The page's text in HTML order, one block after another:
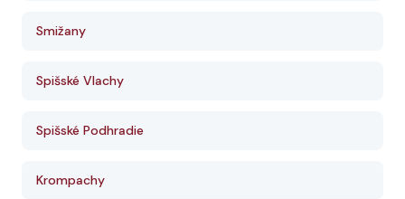
Smižany
Spišské Vlachy
Spišské Podhradie
Krompachy